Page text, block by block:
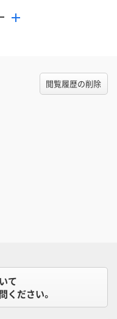
閲覧履歴の削除
て
ください。